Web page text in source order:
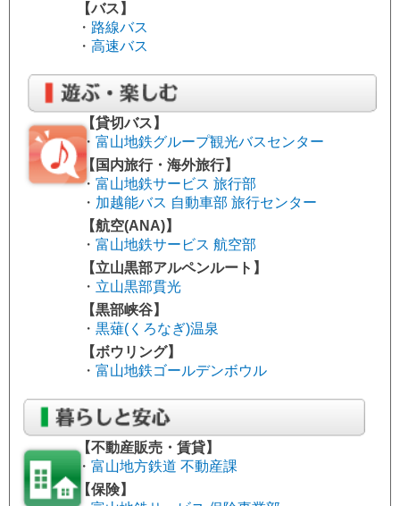
お得なパック料金です！！
【バス】
・ 路線バス
・ 高速バス
【貸切バス】
・ 富山地鉄グループ観光バスセンター
【国内旅行・海外旅行】
・ 富山地鉄サービス 旅行部
・ 加越能バス 自動車部 旅行センター
【航空(ANA)】
・ 富山地鉄サービス 航空部
【立山黒部アルペンルート】
・ 立山黒部貫光
【黒部峡谷】
・ 黒薙(くろなぎ)温泉
【ボウリング】
・ 富山地鉄ゴールデンボウル
【不動産販売・賃貸】
・ 富山地方鉄道 不動産課
【保険】